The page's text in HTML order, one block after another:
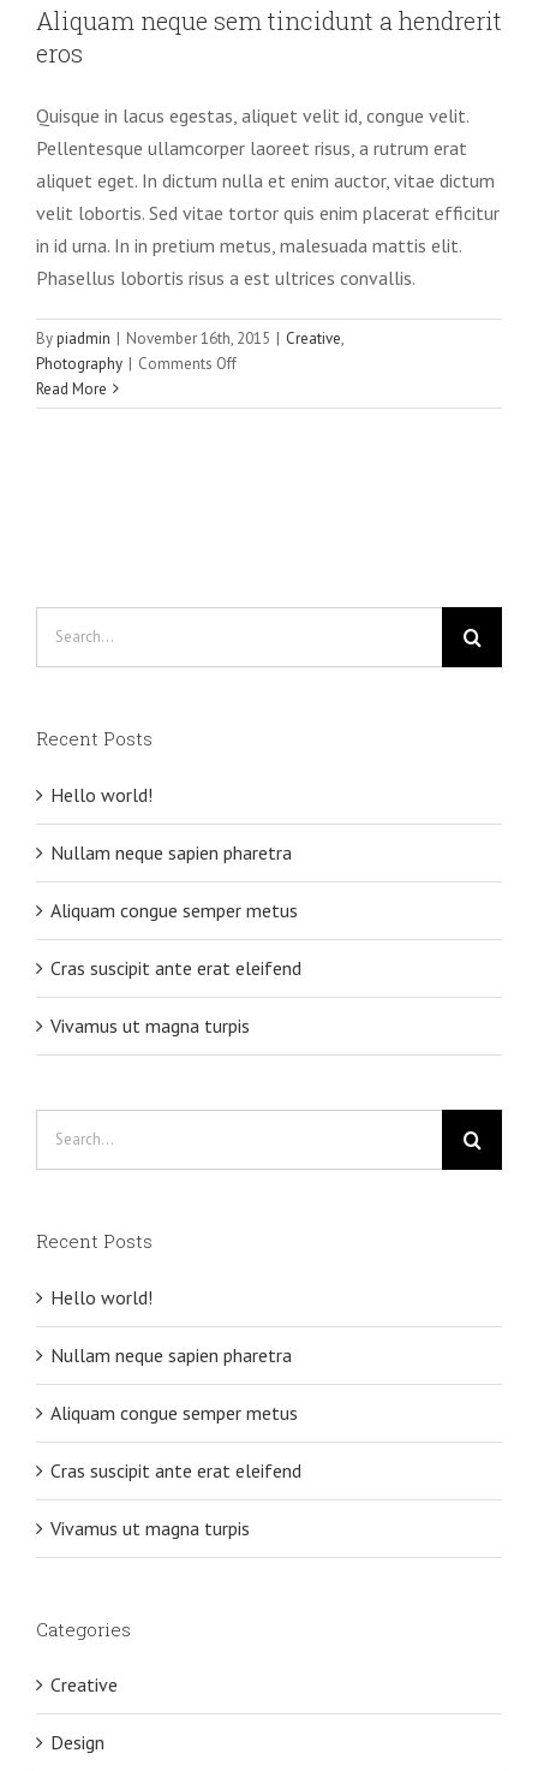
Aliquam neque sem tincidunt a hendrerit
eros
Quisque in lacus egestas, aliquet velit id, congue velit.
Pellentesque ullamcorper laoreet risus, a rutrum erat
aliquet eget. In dictum nulla et enim auctor, vitae dictum
velit lobortis. Sed vitae tortor quis enim placerat efficitur
in id urna. In in pretium metus, malesuada mattis elit.
Phasellus lobortis risus a est ultrices convallis.
Bypiadmin | November 16th, 2015 | Creative,
Photography | Comments Offon
neque
Read More
Recent Posts
Hello world!
Nullam neque sapien pharetra
Aliquam congue semper metus
Cras suscipit ante erat eleifend
Vivamus ut magna turpis
Recent Posts
Hello world!
Nullam neque sapien pharetra
Aliquam congue semper metus
Cras suscipit ante erat eleifend
Vivamus ut magna turpis
Categories
Creative
Design